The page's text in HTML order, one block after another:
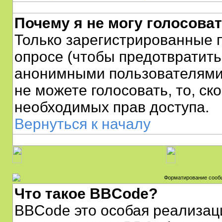
Почему я не могу
Только зарегистрированные
опросе (чтобы
анонимными
не можете голосовать, то,
необходимых прав доступа.
Вернуться к началу
Форматирование
Что такое BBCode?
BBCode это особая